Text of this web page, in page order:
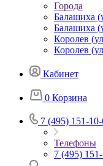
Города
Балашиха
Балашиха
Королев
Королев
Кабинет
0 Корзина
7 (495) 151-10-
Телефоны
7 (495)